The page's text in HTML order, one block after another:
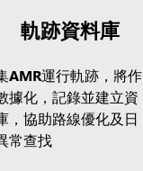
軌跡資料庫
AMR運行軌跡，將作
據化，記錄並建立資
，協助路線優化及日
常查找